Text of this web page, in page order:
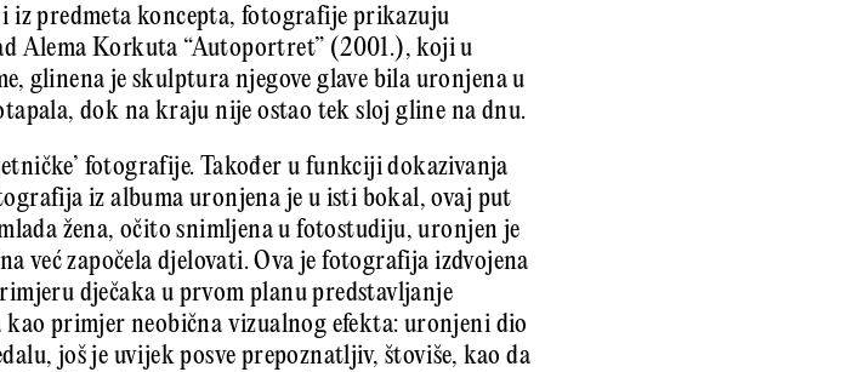
iz predmeta koncepta, fotografije prikazuju
Alema Korkuta “Autoportret” (2001.), koji u
glinena je skulptura njegove glave bila uronjena u
dok na kraju nije ostao tek sloj gline na dnu.
fotografije. Također u funkciji dokazivanja
iz albuma uronjena je u isti bokal, ovaj put
žena, očito snimljena u fotostudiju, uronjen je
već započela djelovati. Ova je fotografija izdvojena
dječaka u prvom planu predstavljanje
kao primjer neobična vizualnog efekta: uronjeni dio
još je uvijek posve prepoznatljiv, štoviše, kao da